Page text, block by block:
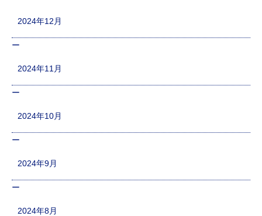
2024年12月
2024年11月
2024年10月
2024年9月
2024年8月